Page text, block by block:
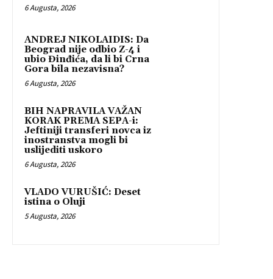
6 Augusta, 2026
ANDREJ NIKOLAIDIS: Da
Beograd nije odbio Z-4 i
ubio Đinđića, da li bi Crna
Gora bila nezavisna?
6 Augusta, 2026
BIH NAPRAVILA VAŽAN
KORAK PREMA SEPA-i:
Jeftiniji transferi novca iz
inostranstva mogli bi
uslijediti uskoro
6 Augusta, 2026
VLADO VURUŠIĆ: Deset
istina o Oluji
5 Augusta, 2026